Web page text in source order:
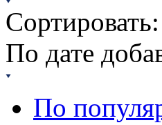
Сортировать:
По дате
По